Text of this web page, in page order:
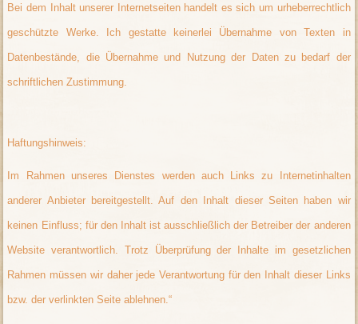
Bei dem Inhalt unserer Internetseiten handelt es sich um urheberrechtlich
geschützte Werke. Ich gestatte keinerlei Übernahme von Texten in
Datenbestände, die Übernahme und Nutzung der Daten zu bedarf der
schriftlichen Zustimmung.
Haftungshinweis:
Im Rahmen unseres Dienstes werden auch Links zu Internetinhalten
anderer Anbieter bereitgestellt. Auf den Inhalt dieser Seiten haben wir
keinen Einfluss; für den Inhalt ist ausschließlich der Betreiber der anderen
Website verantwortlich. Trotz Überprüfung der Inhalte im gesetzlichen
Rahmen müssen wir daher jede Verantwortung für den Inhalt dieser Links
bzw. der verlinkten Seite ablehnen.“